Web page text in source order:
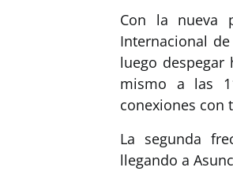
Con la nueva
Internacional
luego
mismo a las
conexiones con
La segunda
llegando a